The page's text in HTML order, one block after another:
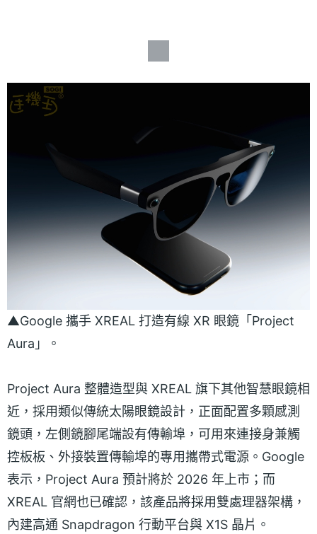
▲Google 攜手 XREAL 打造有線 XR 眼鏡「Project
Aura」。
Project Aura 整體造型與 XREAL 旗下其他智慧眼鏡相
近，採用類似傳統太陽眼鏡設計，正面配置多顆感測
鏡頭，左側鏡腳尾端設有傳輸埠，可用來連接身兼觸
控板板、外接裝置傳輸埠的專用攜帶式電源。Google
表示，Project Aura 預計將於 2026 年上市；而
XREAL 官網也已確認，該產品將採用雙處理器架構，
內建高通 Snapdragon 行動平台與 X1S 晶片。